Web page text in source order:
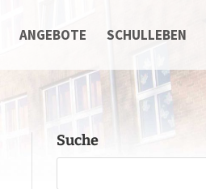
ANGEBOTE SCHULLEBEN
Suche